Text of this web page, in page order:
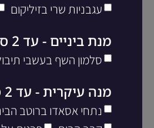
עגבניות שרי בזיליקום
מנת ביניים - עד 2 סוגים לבחירה (חצי-חצי)
סלמון השף בעשבי
מנה עיקרית - עד 2 סוגים לבחירה (חצי-חצי)
נתחי אסאדו ברוטב